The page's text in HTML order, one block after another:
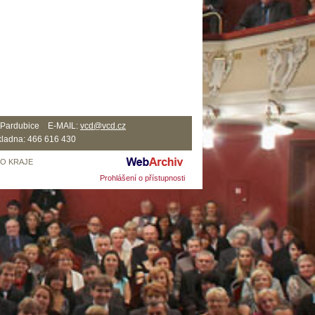
Pardubice E-MAIL: vcd@vcd.cz
466 616 430
KRAJE
Prohlášení o přístupnosti